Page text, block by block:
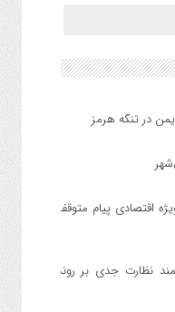
در تنگه هرمز
اقتصادی پیام متوقف
نظارت جدی بر روند